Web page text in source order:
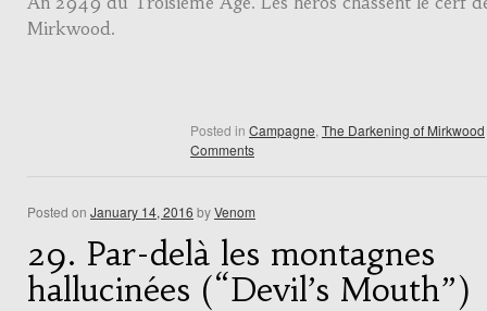
Mirkwood.
Posted in Campagne The Darkening of Mirkwood
Comments
Posted on January 14, 2016 byVenom
29. Par-delà les montagnes
hallucinées (“Devil’s Mouth”)